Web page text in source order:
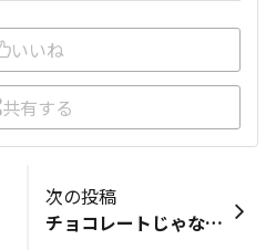
いいね
共有する
次の投稿
チョコレートじゃないけど…新作なのかな❓️三ヶ月ぶりのブラックサンダーワク⚡️ザクファクトリーでGETしました豊橋エニシングのトートバッグです